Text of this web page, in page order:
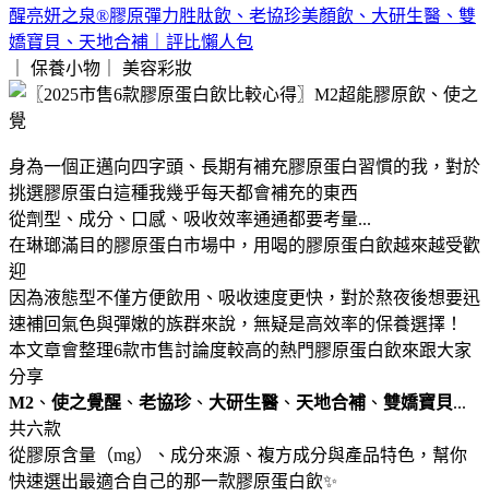
醒亮妍之泉®膠原彈力胜肽飲、老協珍美顏飲、大研生醫、雙
嬌寶貝、天地合補｜評比懶人包
｜ 保養小物｜ 美容彩妝
身為一個正邁向四字頭、長期有補充膠原蛋白習慣的我，對於
挑選膠原蛋白這種我幾乎每天都會補充的東西
從劑型、成分、口感、吸收效率通通都要考量...
在琳瑯滿目的膠原蛋白市場中，用喝的膠原蛋白飲越來越受歡
迎
因為液態型不僅方便飲用、吸收速度更快，對於熬夜後想要迅
速補回氣色與彈嫩的族群來說，無疑是高效率的保養選擇！
本文章會整理6款市售討論度較高的熱門膠原蛋白飲來跟大家
分享
M2 、 使之覺醒 、 老協珍、 大研生醫 、 天地合補 、 雙嬌寶貝...
共六款
從膠原含量（mg）、成分來源、複方成分與產品特色，幫你
快速選出最適合自己的那一款膠原蛋白飲✨